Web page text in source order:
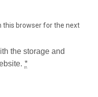
this browser for the next
the storage and
*